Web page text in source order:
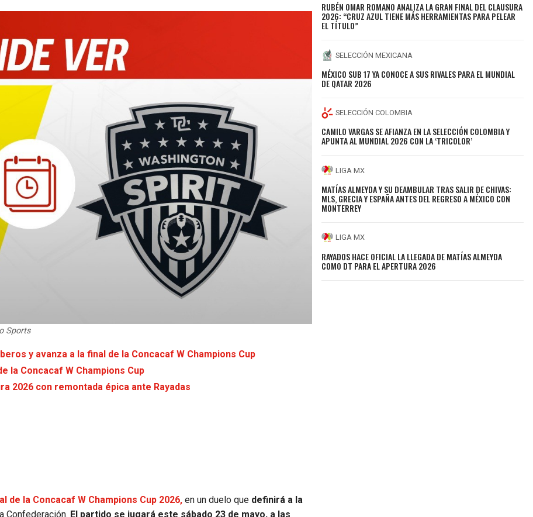
Sports
y avanza a la final de la Concacaf W Champions Cup
la Concacaf W Champions Cup
2026 con remontada épica ante Rayadas
de la Concacaf W Champions Cup 2026, en un duelo que definirá a la
Confederación. El partido se jugará este sábado 23 de mayo, a las
RUBÉN OMAR ROMANO ANALIZA LA GRAN FINAL DEL CLAUSURA
2026: “CRUZ AZUL TIENE MÁS HERRAMIENTAS PARA PELEAR
EL TÍTULO”
SELECCIÓN MEXICANA
MÉXICO SUB 17 YA CONOCE A SUS RIVALES PARA EL MUNDIAL
DE QATAR 2026
SELECCIÓN COLOMBIA
CAMILO VARGAS SE AFIANZA EN LA SELECCIÓN COLOMBIA Y
APUNTA AL MUNDIAL 2026 CON LA ‘TRICOLOR’
LIGA MX
MATÍAS ALMEYDA Y SU DEAMBULAR TRAS SALIR DE CHIVAS:
MLS, GRECIA Y ESPAÑA ANTES DEL REGRESO A MÉXICO CON
MONTERREY
LIGA MX
RAYADOS HACE OFICIAL LA LLEGADA DE MATÍAS ALMEYDA
COMO DT PARA EL APERTURA 2026